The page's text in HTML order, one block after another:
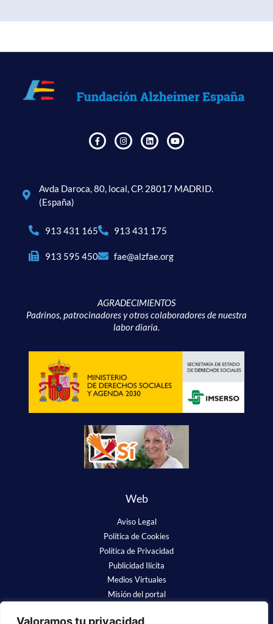
Valoramos tu privacidad
Avda Daroca, 80, local, CP. 28017 MADRID.
(España)
913 431 165 913 431 175
913 595 450 fae@alzfae.org
AGRADECIMIENTOS
Padrinos, patrocinadores y otros colaboradores de nuestra
labor diaria.
Web
Aviso Legal
Política de Cookies
Política de Privacidad
Publicidad Ilícita
Medios Virtuales
Misión del portal